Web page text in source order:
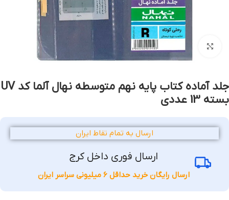
بزرگنمایی تصویر
جلد آماده کتاب پایه نهم متوسطه نهال آلما کد UV
بسته 13 عددی
ارسال به تمام نقاط ایران
ارسال فوری داخل کرج
ارسال رایگان خرید حداقل 6 میلیونی سراسر ایران